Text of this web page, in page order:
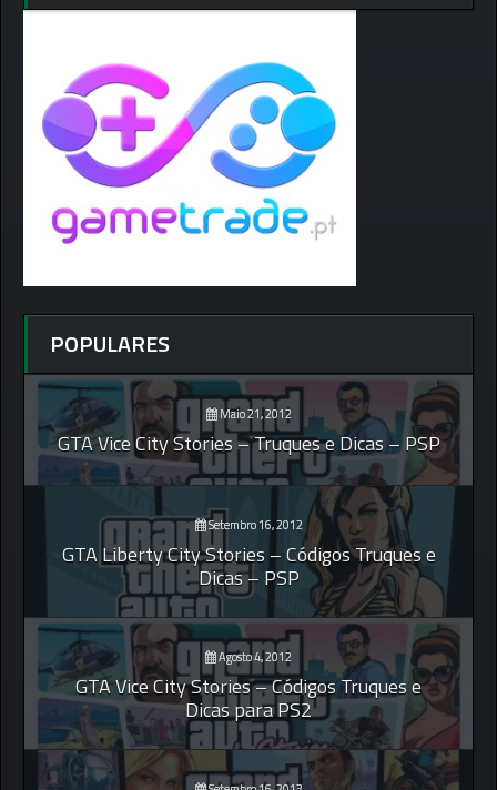
POPULARES
Maio 21, 2012
GTA Vice City Stories – Truques e Dicas – PSP
Setembro 16, 2012
GTA Liberty City Stories – Códigos Truques e
Dicas – PSP
Agosto 4, 2012
GTA Vice City Stories – Códigos Truques e
Dicas para PS2